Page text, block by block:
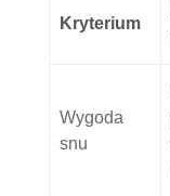
Kryterium
Wygoda
snu